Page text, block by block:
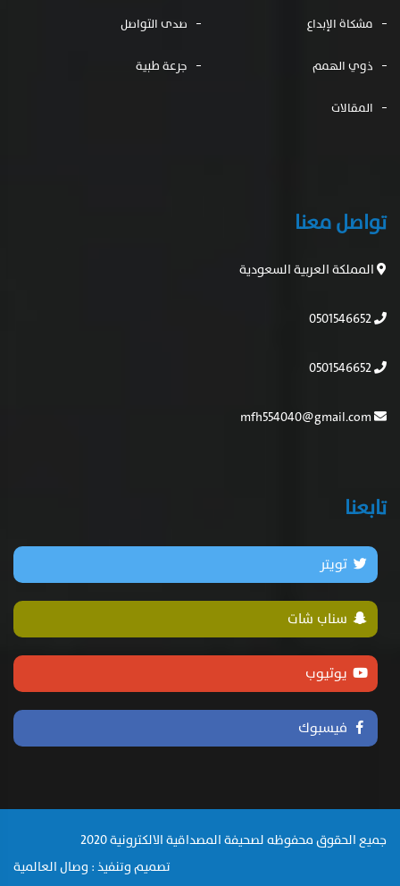
مشكاة الإبداع صدى التواصل
ذوي الهمم جرعة طبية
المقالات
تواصل معنا
المملكة العربية السعودية
تابعنا
تويتر
سناب شات
يوتيوب
فيسبوك
جميع الحقوق محفوظه لصحيفة المصداقية الالكترونية 2020
تصميم وتنفيذ : وصال العالمية